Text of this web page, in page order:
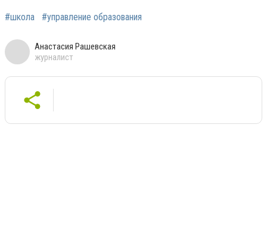
#школа #управление образования
Анастасия Рашевская
журналист